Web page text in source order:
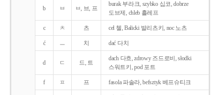
b ㅂ ㅂ, 브, 프
burak 부라크, szybko 십코, dobrze
도브제, chleb 흘레프
c ㅊ 츠 cel 첼, Balicki 발리츠키, noc 노츠
ć ㅡ 치 dać 다치
d ㄷ 드, 트
dach 다흐, zdrowy 즈드로비, słodki
스워트키, pod 포트
f ㅍ 프 fasola 파솔라, befsztyk 베프슈티크